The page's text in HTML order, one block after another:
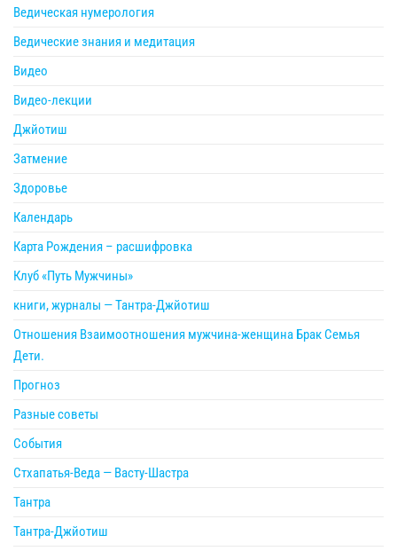
Ведическая нумерология
Ведические знания и медитация
Видео
Видео-лекции
Джйотиш
Затмение
Здоровье
Календарь
Карта Рождения – расшифровка
Клуб «Путь Мужчины»
книги, журналы — Тантра-Джйотиш
Отношения Взаимоотношения мужчина-женщина Брак Семья
Дети.
Прогноз
Разные советы
События
Стхапатья-Веда — Васту-Шастра
Тантра
Тантра-Джйотиш